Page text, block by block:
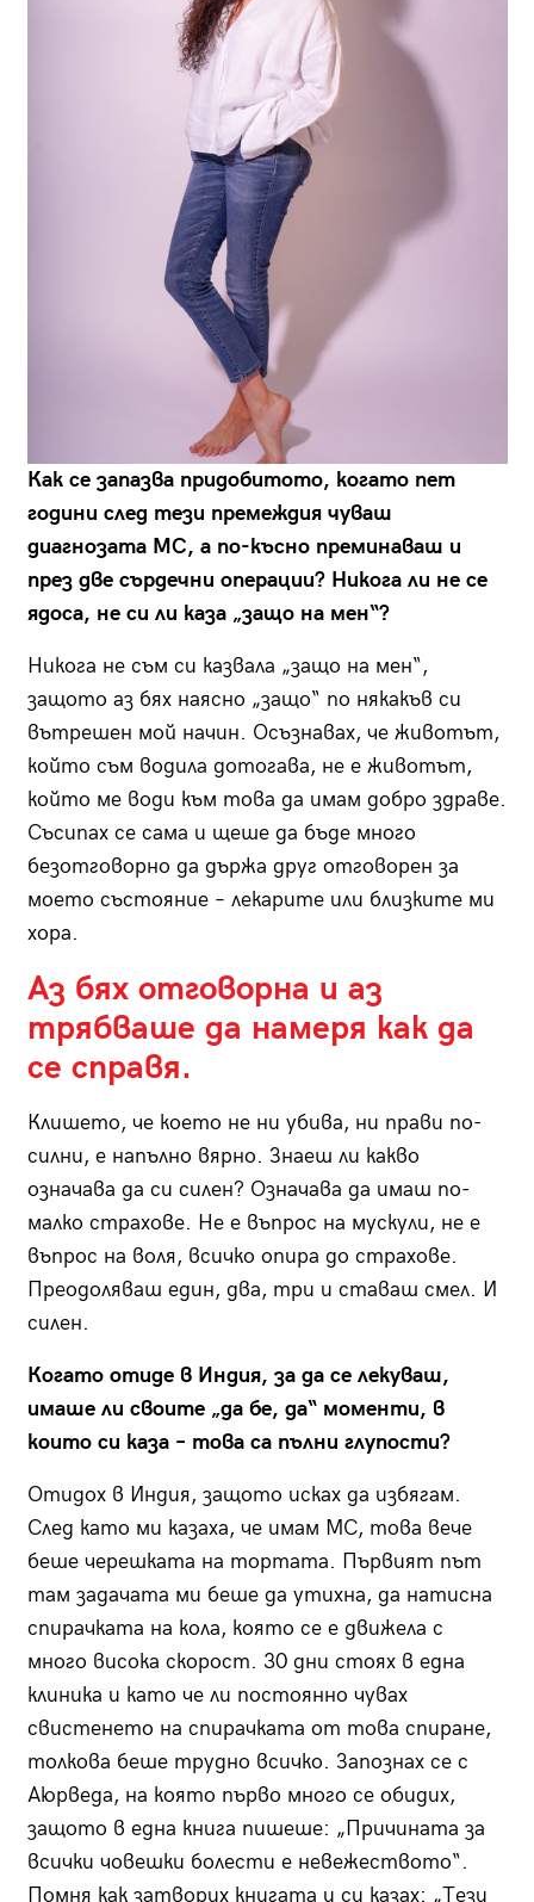
Как се запазва придобитото, когато пет
години след тези премеждия чуваш
диагнозата МС, а по-късно преминаваш и
през две сърдечни операции? Никога ли не се
ядоса, не си ли каза „защо на мен“?
Никога не съм си казвала „защо на мен“,
защото аз бях наясно „защо“ по някакъв си
вътрешен мой начин. Осъзнавах, че животът,
който съм водила дотогава, не е животът,
който ме води към това да имам добро здраве.
Съсипах се сама и щеше да бъде много
безотговорно да държа друг отговорен за
моето състояние – лекарите или близките ми
хора.
Аз бях отговорна и аз
трябваше да намеря как да
се справя.
Клишето, че което не ни убива, ни прави по-
силни, е напълно вярно. Знаеш ли какво
означава да си силен? Означава да имаш по-
малко страхове. Не е въпрос на мускули, не е
въпрос на воля, всичко опира до страхове.
Преодоляваш един, два, три и ставаш смел. И
силен.
Когато отиде в Индия, за да се лекуваш,
имаше ли своите „да бе, да“ моменти, в
които си каза – това са пълни глупости?
Отидох в Индия, защото исках да избягам.
След като ми казаха, че имам МС, това вече
беше черешката на тортата. Първият път
там задачата ми беше да утихна, да натисна
спирачката на кола, която се е движела с
много висока скорост. 30 дни стоях в една
клиника и като че ли постоянно чувах
свистенето на спирачката от това спиране,
толкова беше трудно всичко. Запознах се с
Аюрведа, на която първо много се обидих,
защото в една книга пишеше: „Причината за
всички човешки болести е невежеството“.
Помня как затворих книгата и си казах: „Тези